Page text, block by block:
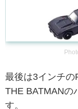
最後は3インチの
THE BATMANの
す。